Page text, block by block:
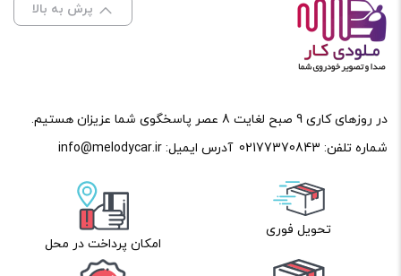
عمق حفره
پرش به بالا
در روزهای کاری 9 صبح لغایت 8 عصر پاسخگوی شما عزیزان هستیم.
شماره تلفن: 02177370843 آدرس ایمیل: info@melodycar.ir
تحویل فوری
امکان پرداخت در محل